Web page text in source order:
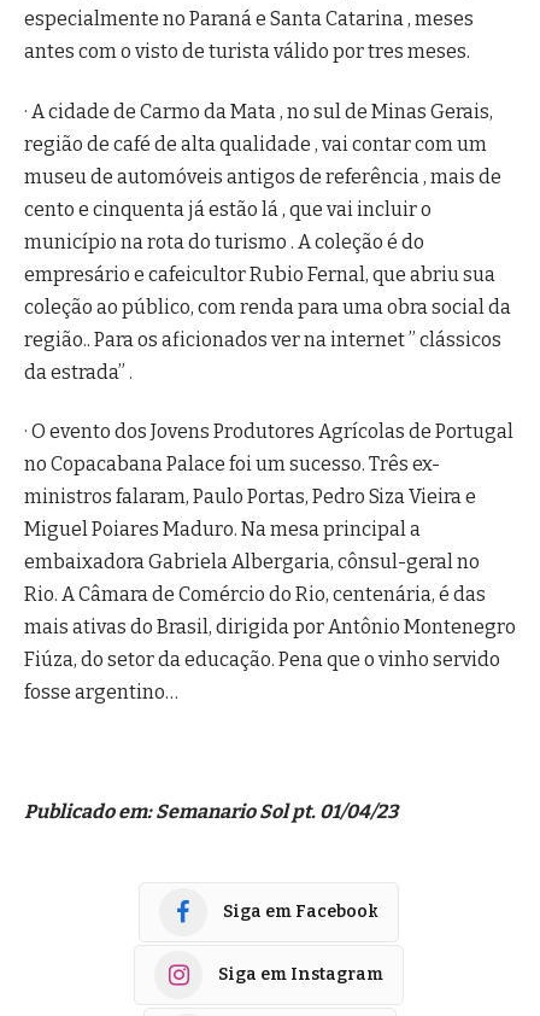
especialmente no Paraná e Santa Catarina , meses
antes com o visto de turista válido por tres meses.
· A cidade de Carmo da Mata , no sul de Minas Gerais,
região de café de alta qualidade , vai contar com um
museu de automóveis antigos de referência , mais de
cento e cinquenta já estão lá , que vai incluir o
município na rota do turismo . A coleção é do
empresário e cafeicultor Rubio Fernal, que abriu sua
coleção ao público, com renda para uma obra social da
região.. Para os aficionados ver na internet ” clássicos
da estrada” .
· O evento dos Jovens Produtores Agrícolas de Portugal
no Copacabana Palace foi um sucesso. Três ex-
ministros falaram, Paulo Portas, Pedro Siza Vieira e
Miguel Poiares Maduro. Na mesa principal a
embaixadora Gabriela Albergaria, cônsul-geral no
Rio. A Câmara de Comércio do Rio, centenária, é das
mais ativas do Brasil, dirigida por Antônio Montenegro
Fiúza, do setor da educação. Pena que o vinho servido
fosse argentino…
Publicado em: Semanario Sol pt. 01/04/23
Siga em Facebook
Siga em Instagram